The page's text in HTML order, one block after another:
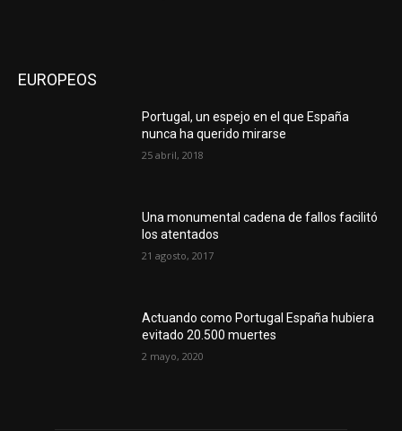
EUROPEOS
Portugal, un espejo en el que España
nunca ha querido mirarse
25 abril, 2018
Una monumental cadena de fallos facilitó
los atentados
21 agosto, 2017
Actuando como Portugal España hubiera
evitado 20.500 muertes
2 mayo, 2020